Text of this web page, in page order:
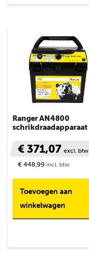
Ranger AN4800
schrikdraadapparaat
€ 371,07 excl. btw
€ 448,99 incl. btw
Toevoegen aan
winkelwagen